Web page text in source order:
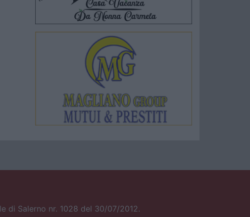
di Salerno nr. 1028 del 30/07/2012.